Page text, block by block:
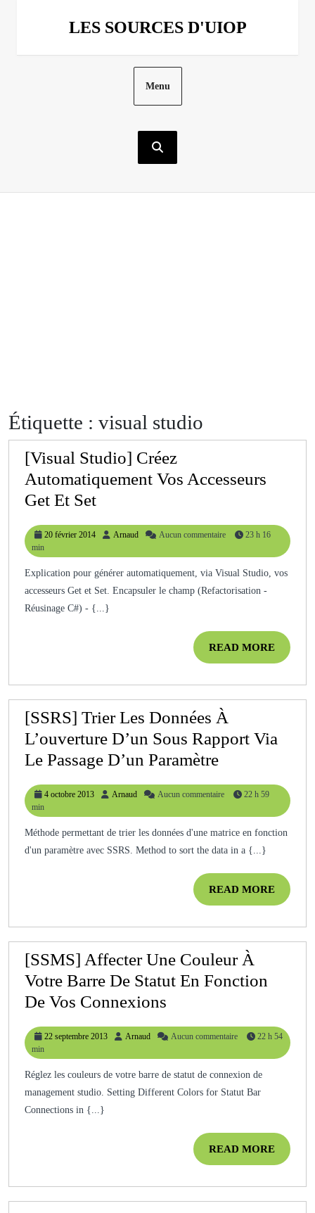
LES SOURCES D'UIOP
Menu
Étiquette : visual studio
[Visual Studio] Créez
Automatiquement Vos Accesseurs
Get Et Set[Visual
Studio]
Créez
Automatiquement
Vos
Accesseurs
20 février 2014
20
2014
Arnaud ArnaudAucun commentaire
23 h 16
min
Explication pour générer automatiquement, via Visual Studio, vos
accesseurs Get et Set. Encapsuler le champ (Refactorisation -
Réusinage C#) - {...}
READ MOREREAD
MORE
[SSRS] Trier Les Données À
L’ouverture D’un Sous Rapport Via
Le Passage D’un Paramètre[SSRS]
Trier
Les
Données
À
D’un
Sous
Rapport
Via
Le
Passage
Paramètre
4 octobre 2013
2013
Arnaud ArnaudAucun commentaire
22 h 59
min
Méthode permettant de trier les données d'une matrice en fonction
d'un paramètre avec SSRS. Method to sort the data in a {...}
READ MOREREAD
MORE
[SSMS] Affecter Une Couleur À
Votre Barre De Statut En Fonction
De Vos Connexions
Affecter
Une
Couleur
À
Statut
En
22 septembre 2013
22
2013
Arnaud ArnaudAucun commentaire
22 h 54
min
Réglez les couleurs de votre barre de statut de connexion de
management studio. Setting Different Colors for Statut Bar
Connections in {...}
READ MOREREAD
MORE